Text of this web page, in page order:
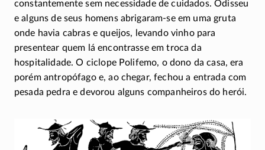
constantemente sem necessidade de cuidados. Odisseu
e alguns de seus homens abrigaram-seem uma gruta
onde havia cabras e queijos, levando vinho para
presentear quem lá encontrasse em troca da
hospitalidade. O ciclope Polifemo, o dono da casa, era
porém antropófago e, ao chegar, fechou a entrada com
pesada pedra e devorou alguns companheiros do herói.